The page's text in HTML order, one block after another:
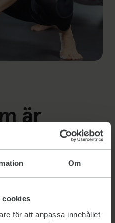
Om
cookies
för att anpassa innehållet
är
till ditt medlemskap i